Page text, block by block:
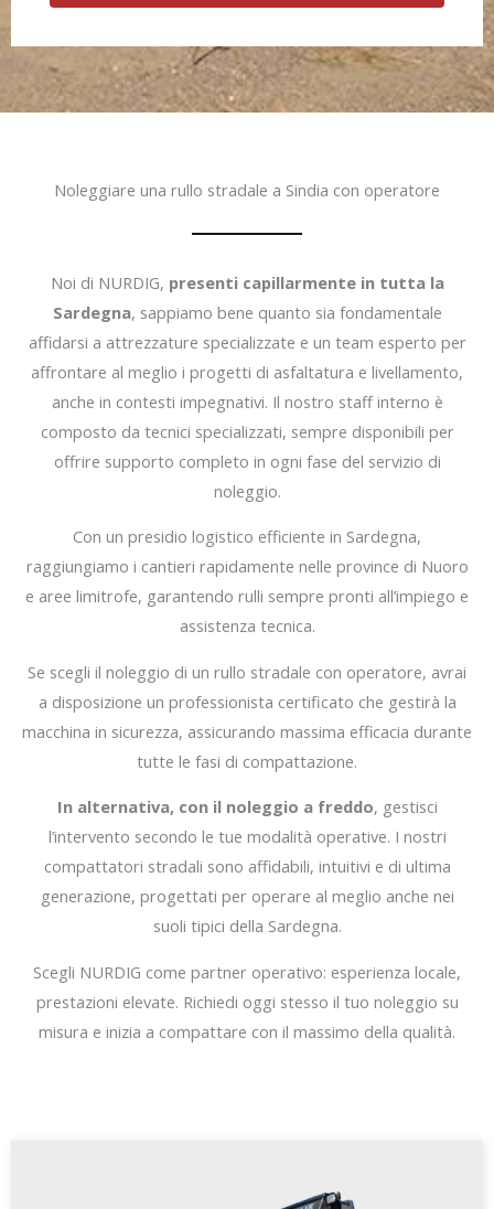
Noleggiare una rullo stradale a Sindia con operatore
Noi di NURDIG, presenti capillarmente in tutta la
Sardegna, sappiamo bene quanto sia fondamentale
affidarsi a attrezzature specializzate e un team esperto per
affrontare al meglio i progetti di asfaltatura e livellamento,
anche in contesti impegnativi. Il nostro staff interno è
composto da tecnici specializzati, sempre disponibili per
offrire supporto completo in ogni fase del servizio di
noleggio.
Con un presidio logistico efficiente in Sardegna,
raggiungiamo i cantieri rapidamente nelle province di Nuoro
e aree limitrofe, garantendo rulli sempre pronti all’impiego e
assistenza tecnica.
Se scegli il noleggio di un rullo stradale con operatore, avrai
a disposizione un professionista certificato che gestirà la
macchina in sicurezza, assicurando massima efficacia durante
tutte le fasi di compattazione.
In alternativa, con il noleggio a freddo, gestisci
l’intervento secondo le tue modalità operative. I nostri
compattatori stradali sono affidabili, intuitivi e di ultima
generazione, progettati per operare al meglio anche nei
suoli tipici della Sardegna.
Scegli NURDIG come partner operativo: esperienza locale,
prestazioni elevate. Richiedi oggi stesso il tuo noleggio su
misura e inizia a compattare con il massimo della qualità.